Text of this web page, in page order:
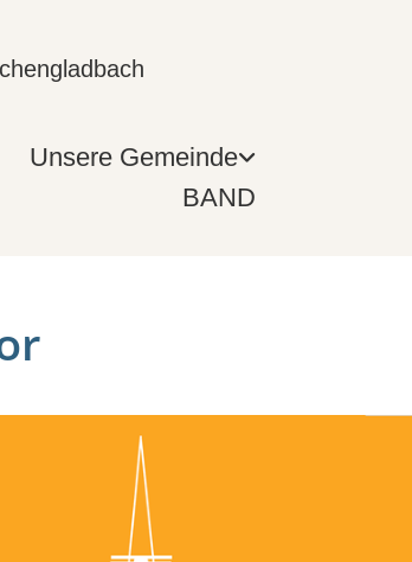
Unsere Gemeinde
BAND